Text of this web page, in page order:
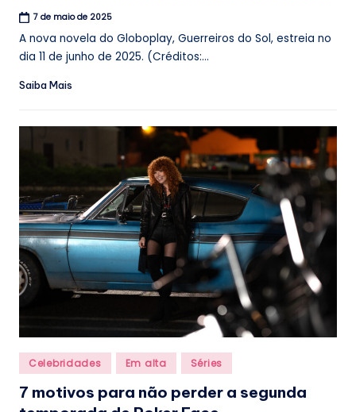
7 de maio de 2025
A nova novela do Globoplay, Guerreiros do Sol, estreia no
dia 11 de junho de 2025. (Créditos:...
Saiba Mais
Posted
in
Celebridades Em alta Séries
7 motivos para não perder a segunda